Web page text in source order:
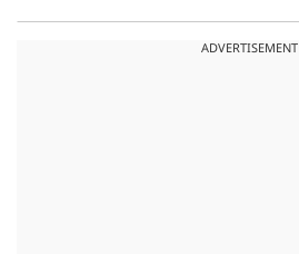
ADVERTISEMENT